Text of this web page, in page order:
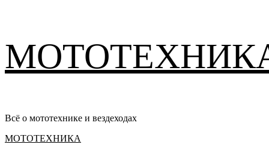
содержимому
Всё о мототехнике и вездеходах
Основное
МОТОТЕХНИКА